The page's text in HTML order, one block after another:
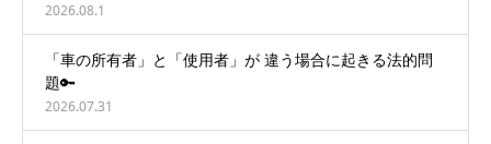
2026.08.1
「車の所有者」と「使用者」が 違う場合に起きる法的問
題🔑
2026.07.31